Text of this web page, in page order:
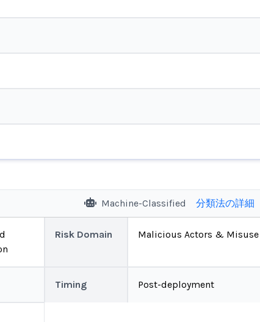
Machine-Classified 分類法の詳細
Risk Domain Malicious Actors & Misuse
Timing Post-deployment